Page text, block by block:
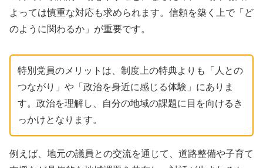
よっては慎重な対応も求められます。信頼を築く上で「ど
のように関わるか」が重要です。
特別党員のメリットは、制度上の特典よりも「人との
つながり」や「政治を身近に感じる体験」にありま
す。政治を理解し、自分の地域の課題に目を向けるき
っかけとなります。
例えば、地元の議員との交流を通じて、道路整備や子育て